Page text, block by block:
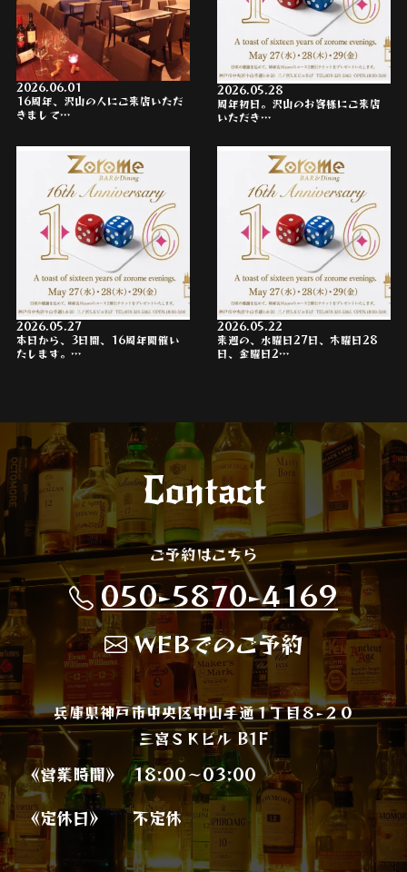
2026.06.01
16周年、沢山の人にご来店いただ
きまして…
2026.05.28
周年初日。沢山のお客様にご来店
いただき…
2026.05.27
本日から、3日間、16周年開催い
たします。…
2026.05.22
来週の、水曜日27日、木曜日28
日、金曜日2…
Contact
ご予約はこちら
050-5870-4169
WEBでのご予約
兵庫県神戸市中央区中山手通１丁目８−２０
三宮ＳＫビル B1F
《営業時間》
18:00～03:00
《定休日》
不定休